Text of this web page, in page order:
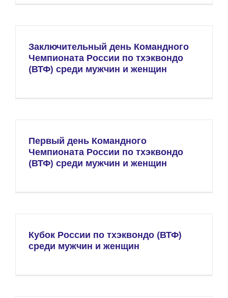
Заключительный день Командного
Чемпионата России по тхэквондо
(ВТФ) среди мужчин и женщин
Первый день Командного
Чемпионата России по тхэквондо
(ВТФ) среди мужчин и женщин
Кубок России по тхэквондо (ВТФ)
среди мужчин и женщин